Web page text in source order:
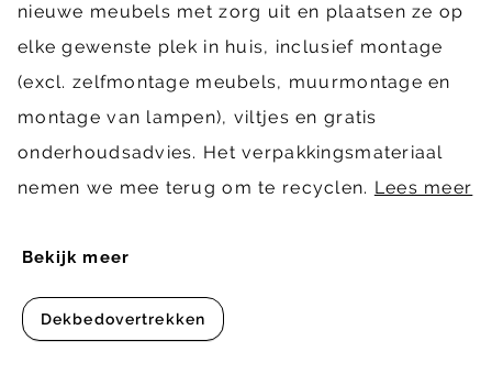
Bekijk meer
Dekbedovertrekken
nieuwe meubels met zorg uit en plaatsen ze op
elke gewenste plek in huis, inclusief montage
(excl. zelfmontage meubels, muurmontage en
montage van lampen), viltjes en gratis
onderhoudsadvies. Het verpakkingsmateriaal
nemen we mee terug om te recyclen. Lees meer